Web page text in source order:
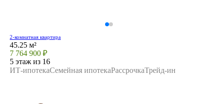
2-комнатная квартира
45.25 м²
7 764 900 ₽
5 этаж из 16
ИТ-ипотекаСемейная ипотекаРассрочкаТрейд-ин